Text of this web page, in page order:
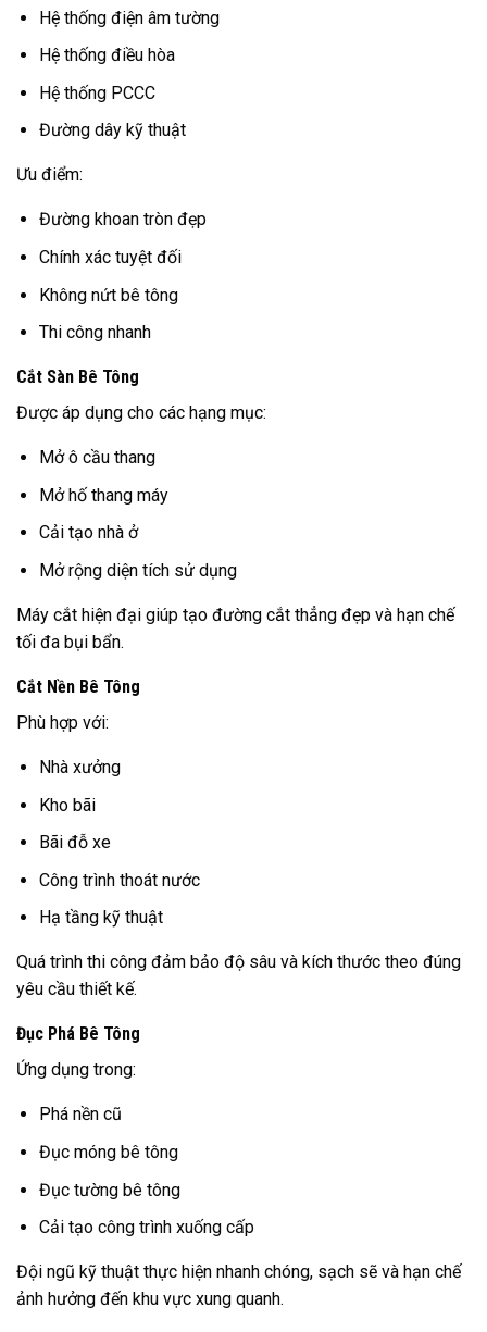
Hệ thống điện âm tường
Hệ thống điều hòa
Hệ thống PCCC
Đường dây kỹ thuật
Ưu điểm:
Đường khoan tròn đẹp
Chính xác tuyệt đối
Không nứt bê tông
Thi công nhanh
Cắt Sàn Bê Tông
Được áp dụng cho các hạng mục:
Mở ô cầu thang
Mở hố thang máy
Cải tạo nhà ở
Mở rộng diện tích sử dụng
Máy cắt hiện đại giúp tạo đường cắt thẳng đẹp và hạn chế
tối đa bụi bẩn.
Cắt Nền Bê Tông
Phù hợp với:
Nhà xưởng
Kho bãi
Bãi đỗ xe
Công trình thoát nước
Hạ tầng kỹ thuật
Quá trình thi công đảm bảo độ sâu và kích thước theo đúng
yêu cầu thiết kế.
Đục Phá Bê Tông
Ứng dụng trong:
Phá nền cũ
Đục móng bê tông
Đục tường bê tông
Cải tạo công trình xuống cấp
Đội ngũ kỹ thuật thực hiện nhanh chóng, sạch sẽ và hạn chế
ảnh hưởng đến khu vực xung quanh.